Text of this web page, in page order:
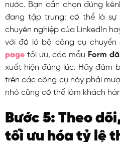
nước. Bạn cần chọn đúng
đang tập trung: có thể là sự
chuyên nghiệp của LinkedIn
với đó là bộ công cụ chuyển
pagetối ưu, các mẫu Form
xuất hiện đúng lúc. Hãy đảm
trên các công cụ này phải
nhỏ cũng có thể làm khách
Bước 5: Theo
tối ưu hóa tỷ lệ